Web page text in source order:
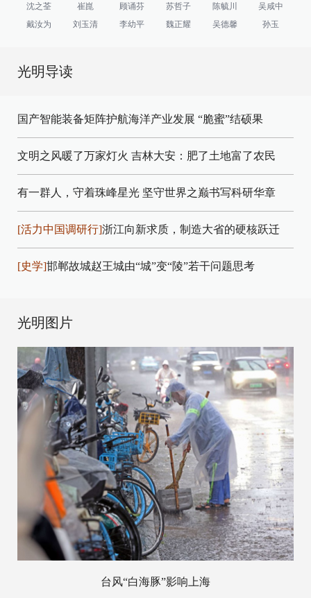
沈之荃 崔崑 顾诵芬 苏哲子 陈毓川
吴咸中
戴汝为
刘玉清 李幼平 魏正耀 吴德馨 孙玉
光明导读
国产智能装备矩阵护航海洋产业发展 “脆蜜”结硕果
文明之风暖了万家灯火 吉林大安：肥了土地富了农民
有一群人，守着珠峰星光 坚守世界之巅书写科研华章
[活力中国调研行]浙江向新求质，制造大省的硬核跃迁
[史学]邯郸故城赵王城由“城”变“陵”若干问题思考
光明图片
台风“白海豚”影响上海